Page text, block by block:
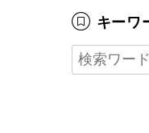
キーワ